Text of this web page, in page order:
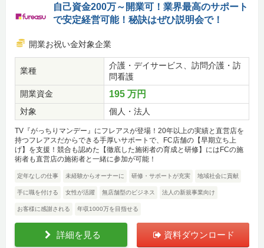
自己資金200万～開業可！業界最高のサポート
で安定経営可能！秘訣はぜひ説明会で！
開業お祝い金対象企業
業種
介護・デイサービス、訪問介護・訪
問看護
開業資金
195 万円
対象 個人・法人
TV『がっちりマンデー』にフレアスが登場！20年以上の実績と直営店を
持つフレアスだからできる手厚いサポートで、FC店舗の【早期立ち上
げ】を支援！競合も認めた【徹底した施術者の育成と研修】にはFCの施
術者も直営店の施術者と一緒に参加が可能！
定年なしの仕事 未経験からオーナーに 研修・サポートが充実 地域社会に貢献
手に職を付ける 女性が活躍 無店舗型のビジネス 法人の新規事業向け
お客様に感謝される 年収1000万を目指せる
詳細を見る 資料ダウンロード